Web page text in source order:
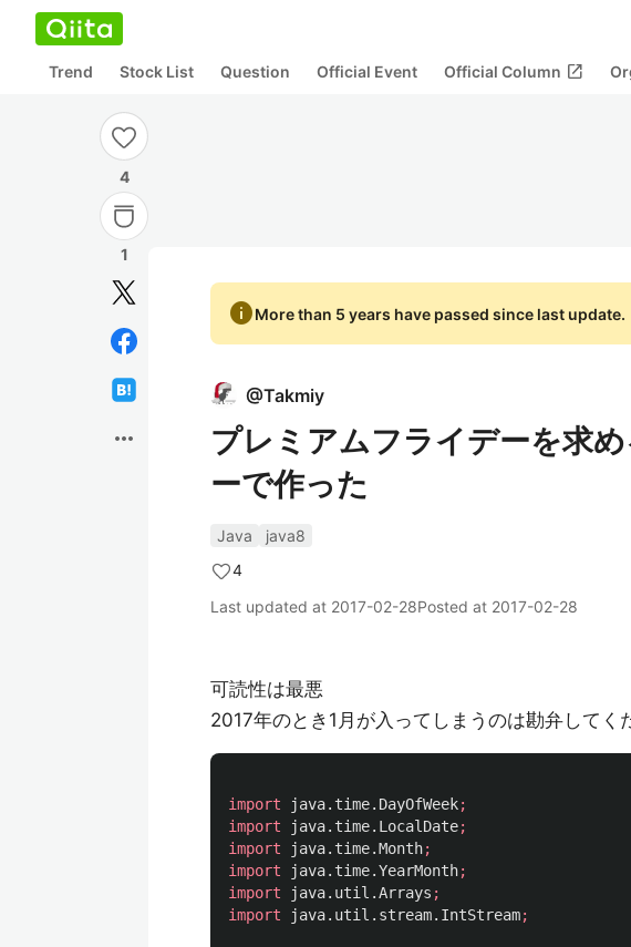
Trend Stock List Question Official Event Official Column open_in_new
4
1
more_horiz
infoMore than 5 years have passed since last update.
@Takmiy
プレミアムフライデーを求
ーで作った
Java
java8
4
Last updated at 2017-02-28Posted at 2017-02-28
可読性は最悪
2017年のとき1月が入ってしまうのは勘弁してく
import java.time.DayOfWeek;
import
java.time.LocalDate;
import
java.time.Month;
import
java.time.YearMonth;
import
java.util.Arrays ;
import
java.util.stream.IntStream;